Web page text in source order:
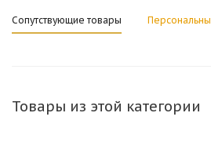
Сопутствующие товары
Товары из этой категории